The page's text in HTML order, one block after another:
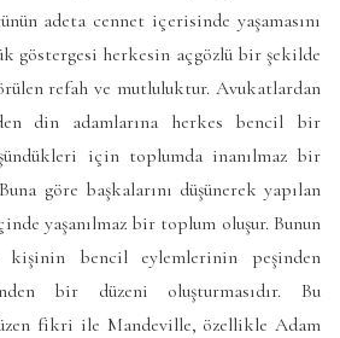
adeta cennet içerisinde yaşamasını
göstergesi herkesin açgözlü bir şekilde
refah ve mutluluktur. Avukatlardan
din adamlarına herkes bencil bir
için toplumda inanılmaz bir
göre başkalarını düşünerek yapılan
yaşanılmaz bir toplum oluşur. Bunun
bencil eylemlerinin peşinden
bir düzeni oluşturmasıdır. Bu
fikri ile Mandeville, özellikle Adam